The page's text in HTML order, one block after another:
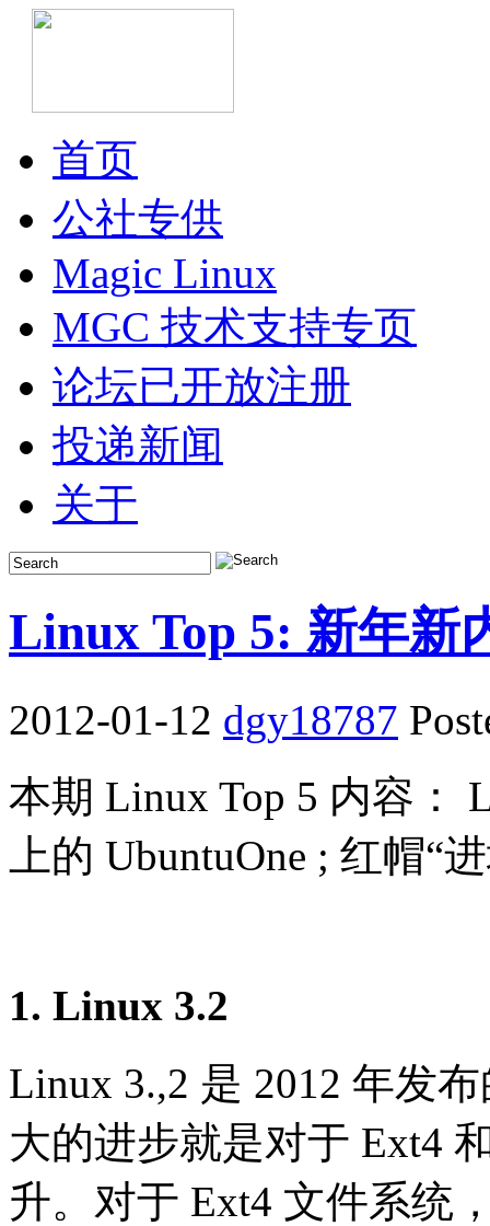
首页
公社专供
Magic Linux
MGC 技术支持专页
论坛已开放注册
投递新闻
关于
Linux Top 5: 新年新
2012-01-12 dgy18787
本期 Linux Top 5 内容：
上的 UbuntuOne ; 红帽“
1. Linux 3.2
Linux 3.,2 是 2012 年发
大的进步就是对于 Ext4
升。对于 Ext4 文件系统